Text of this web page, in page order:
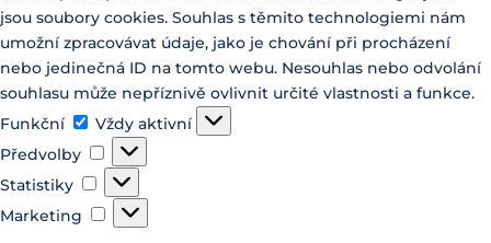
jsou soubory cookies. Souhlas s těmito technologiemi nám
umožní zpracovávat údaje, jako je chování při procházení
nebo jedinečná ID na tomto webu. Nesouhlas nebo odvolání
souhlasu může nepříznivě ovlivnit určité vlastnosti a funkce.
Funkční
Funkční
Vždy aktivní
Předvolby
Předvolby
Statistiky
Statistiky
Marketing
Marketing